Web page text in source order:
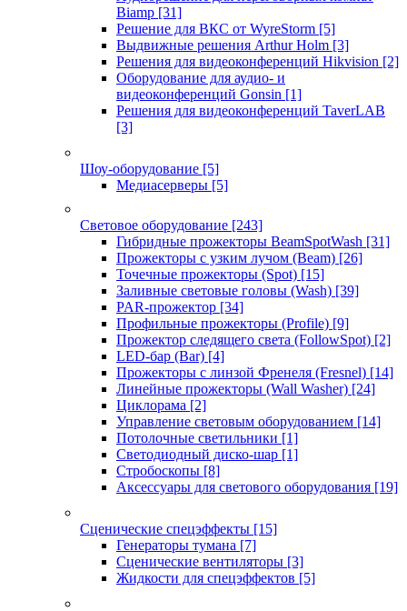
Biamp [31]
Решение для ВКС от WyreStorm [5]
Выдвижные решения Arthur Holm [3]
Решения для видеоконференций Hikvision [2]
Оборудование для аудио- и
видеоконференций Gonsin [1]
Решения для видеоконференций TaverLAB
[3]
Шоу-оборудование [5]
Медиасерверы [5]
Световое оборудование [243]
Гибридные прожекторы BeamSpotWash [31]
Прожекторы с узким лучом (Beam) [26]
Точечные прожекторы (Spot) [15]
Заливные световые головы (Wash) [39]
PAR-прожектор [34]
Профильные прожекторы (Profile) [9]
Прожектор следящего света (FollowSpot) [2]
LED-бар (Bar) [4]
Прожекторы с линзой Френеля (Fresnel) [14]
Линейные прожекторы (Wall Washer) [24]
Циклорама [2]
Управление световым оборудованием [14]
Потолочные светильники [1]
Светодиодный диско-шар [1]
Стробоскопы [8]
Аксессуары для светового оборудования [19]
Сценические спецэффекты [15]
Генераторы тумана [7]
Сценические вентиляторы [3]
Жидкости для спецэффектов [5]